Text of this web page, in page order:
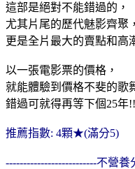
這部是絕對不能錯過的，
尤其片尾的歷代魅影齊聚，
更是全片最大的賣點和高
以一張電影票的價格，
就能體驗到價格不斐的歌
錯過可就得再等下個25年!!
推薦指數: 4顆★(滿分5)
--------------------------不營養